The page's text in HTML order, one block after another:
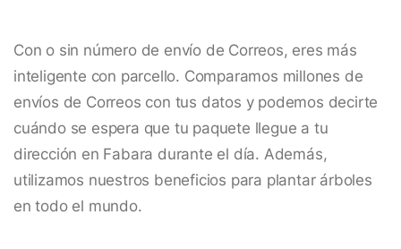
Con o sin número de envío de Correos, eres más
inteligente con parcello. Comparamos millones de
envíos de Correos con tus datos y podemos decirte
cuándo se espera que tu paquete llegue a tu
dirección en Fabara durante el día. Además,
utilizamos nuestros beneficios para plantar árboles
en todo el mundo.